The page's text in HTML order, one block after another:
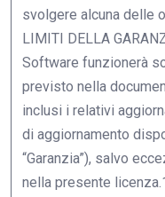
svolgere alcuna delle
LIMITI DELLA
Software funzionerà
previsto nella
inclusi i relativi
di aggiornamento
“Garanzia”), salvo
nella presente